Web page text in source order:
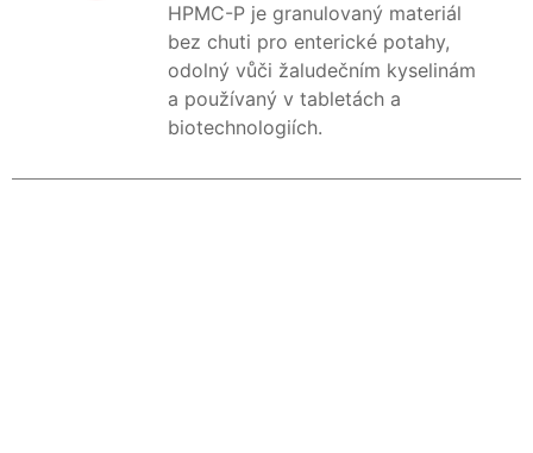
HPMC-P je granulovaný materiál
bez chuti pro enterické potahy,
odolný vůči žaludečním kyselinám
a používaný v tabletách a
biotechnologiích.